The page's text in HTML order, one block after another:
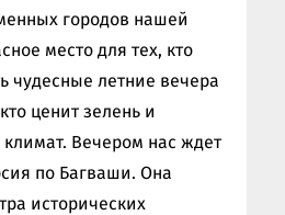
городов нашей
место для тех, кто
чудесные летние вечера
ценит зелень и
климат. Вечером нас ждет
по Багваши. Она
исторических